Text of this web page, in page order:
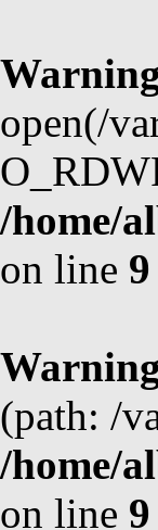
open(/
/home/
on line 9
(path: /
/home/
on line 9